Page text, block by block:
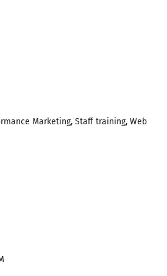
Marketing, Staff training, Web